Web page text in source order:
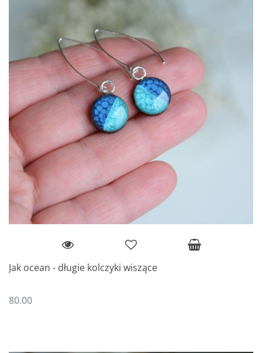
Jak ocean - długie kolczyki wiszące
80.00